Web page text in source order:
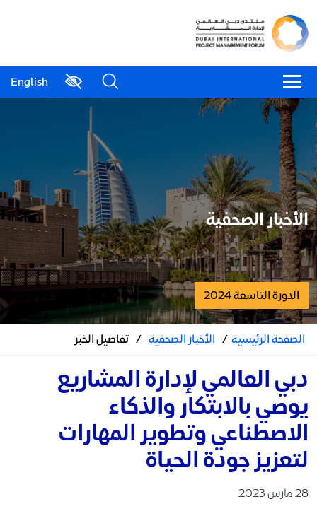
English
الأخبار الصحفية
الدورة التاسعة 2024
الصفحة الرئيسية/ الأخبار الصحفية / تفاصيل الخبر
دبي العالمي لإدارة المشاريع
يوصي بالابتكار والذكاء
الاصطناعي وتطوير المهارات
لتعزيز جودة الحياة
28 مارس 2023